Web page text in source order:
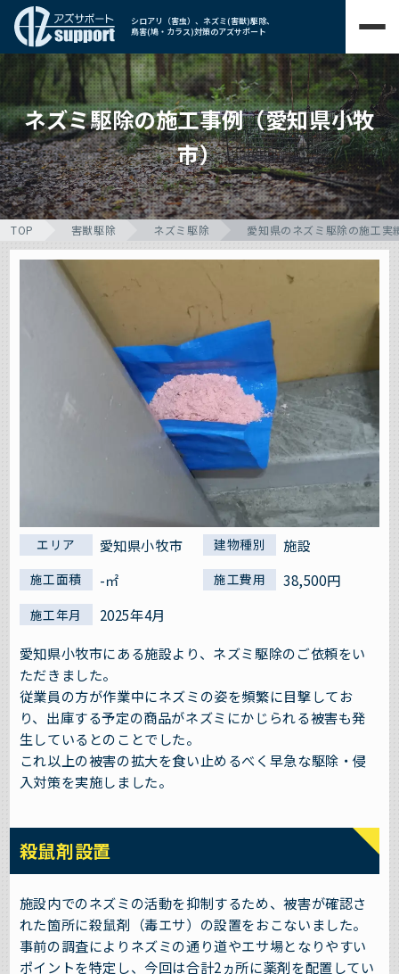
シロアリ（害虫）、ネズミ(害獣)駆除、
鳥害(鳩・カラス)対策のアズサポート
ネズミ駆除の施工事例（愛知県小牧
市）
TOP 害獣駆除 ネズミ駆除 愛知県のネズミ駆除の施工実
エリア 愛知県小牧市 建物種別 施設
施工面積 -㎡ 施工費用 38,500円
施工年月
2025年4月
愛知県小牧市にある施設より、ネズミ駆除のご依頼をい
ただきました。
従業員の方が作業中にネズミの姿を頻繁に目撃してお
り、出庫する予定の商品がネズミにかじられる被害も発
生しているとのことでした。
これ以上の被害の拡大を食い止めるべく早急な駆除・侵
入対策を実施しました。
殺鼠剤設置
施設内でのネズミの活動を抑制するため、被害が確認さ
れた箇所に殺鼠剤（毒エサ）の設置をおこないました。
事前の調査によりネズミの通り道やエサ場となりやすい
ポイントを特定し、今回は合計2ヵ所に薬剤を配置してい